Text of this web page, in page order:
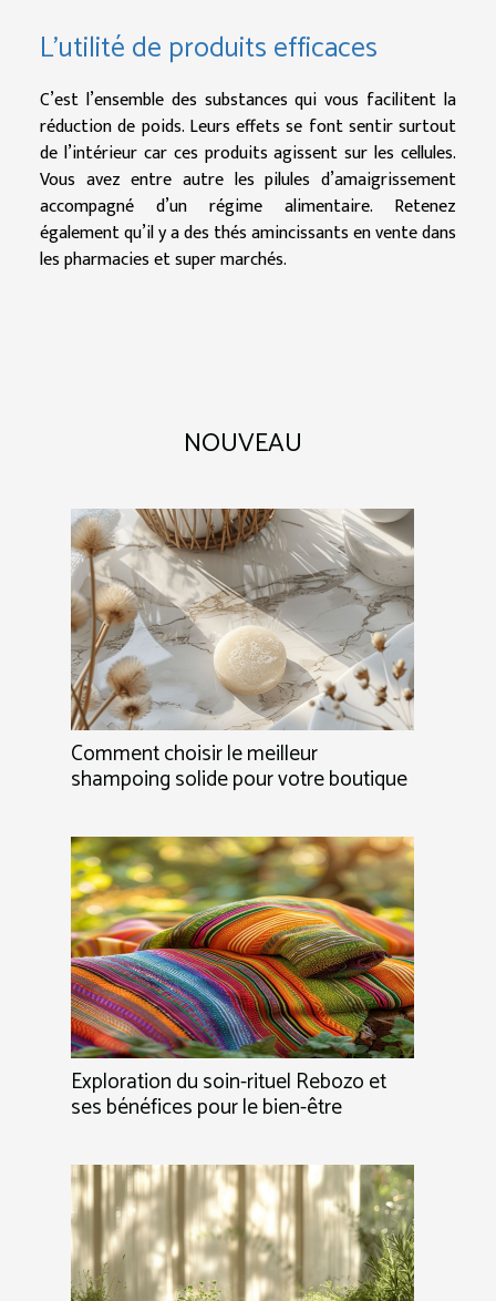
L’utilité de produits efficaces
C’est l’ensemble des substances qui vous facilitent la
réduction de poids. Leurs effets se font sentir surtout
de l’intérieur car ces produits agissent sur les cellules.
Vous avez entre autre les pilules d’amaigrissement
accompagné d’un régime alimentaire. Retenez
également qu’il y a des thés amincissants en vente dans
les pharmacies et super marchés.
NOUVEAU
Comment choisir le meilleur
shampoing solide pour votre boutique
Exploration du soin-rituel Rebozo et
ses bénéfices pour le bien-être